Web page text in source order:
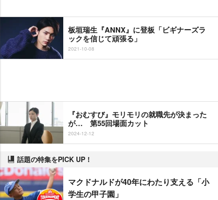
板垣瑞生『ANNX』に登板「ビギナーズラ
ックを信じて頑張る」
2021-10-08
『おむすび』モリモリの就職先が決まった
が… 第55回場面カット
2024-12-12
話題の特集をPICK UP！
マクドナルドが40年にわたり支える「小
学生の甲子園」